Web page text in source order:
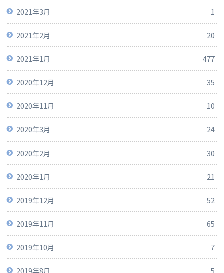
2021年3月 1
2021年2月 20
2021年1月 477
2020年12月 35
2020年11月 10
2020年3月 24
2020年2月 30
2020年1月 21
2019年12月 52
2019年11月 65
2019年10月 7
2019年8月 5